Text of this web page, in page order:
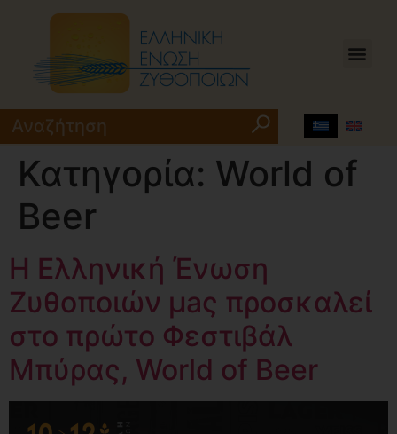
Κατηγορία: World of
Beer
Η Ελληνική Ένωση
Ζυθοποιών μaς προσκαλεί
στο πρώτο Φεστιβάλ
Μπύρας, World of Beer